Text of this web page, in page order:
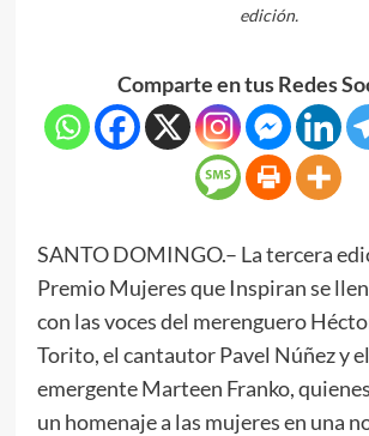
edición.
Comparte en tus Redes
SANTO DOMINGO.– La tercera
Premio Mujeres que Inspiran se
con las voces del merenguero
Torito, el cantautor Pavel Núñez y
emergente Marteen Franko,
un homenaje a las mujeres en una